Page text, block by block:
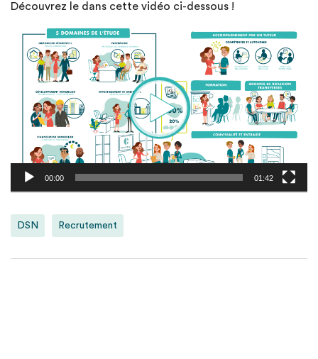
Découvrez le dans cette vidéo ci-dessous !
Lecteur
00:00 01:42
DSN Recrutement